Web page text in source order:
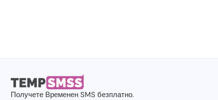
Получете Временен SMS безплатно.